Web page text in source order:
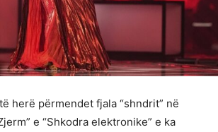
herë përmendet fjala “shndrit” në
e “Shkodra elektronike” e ka